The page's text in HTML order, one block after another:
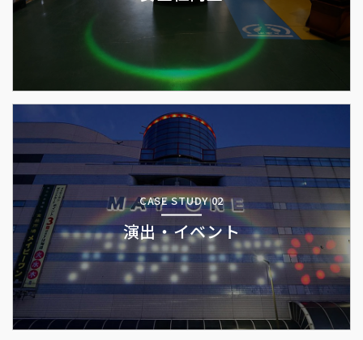
CASE STUDY 02
演出・イベント